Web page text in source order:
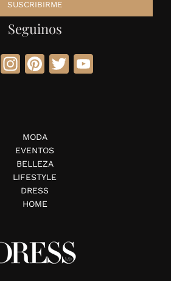
Seguinos
Facebook
Instagram
Pinterest
Twitter
MODA
EVENTOS
BELLEZA
LIFESTYLE
DRESS
HOME